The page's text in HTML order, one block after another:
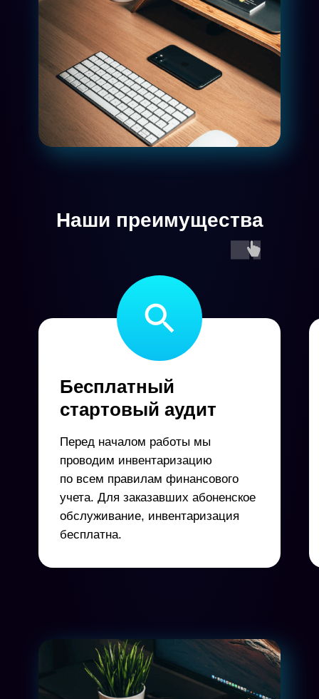
Наши преимущества
Перед началом работы мы
проводим инвентаризацию
по всем правилам финансового
учета. Для заказавших абоненское
обслуживание, инвентаризация
бесплатна.
Бесплатный
стартовый аудит